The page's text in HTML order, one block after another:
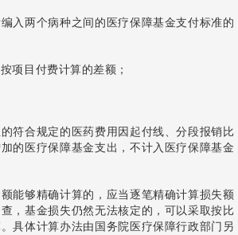
编入两个病种之间的医疗保障基金支付标准的
项目付费计算的差额；
符合规定的医药费用因起付线、分段报销比
的医疗保障基金支出，不计入医疗保障基金
能够精确计算的，应当逐笔精确计算损失额
，基金损失仍然无法核定的，可以采取按比
具体计算办法由国务院医疗保障行政部门另